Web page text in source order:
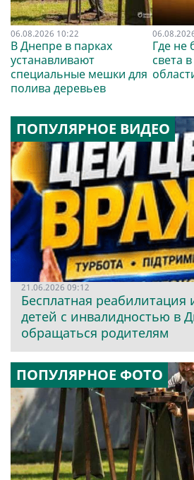
06.08.2026 10:22
В Днепре в парках
устанавливают
специальные мешки для
полива деревьев
Где не
света
ПОПУЛЯРНОЕ ВИДЕО
21.06.2026 09:12
Бесплатная реабилитация
детей с инвалидностью в
обращаться родителям
ПОПУЛЯРНОЕ ФОТО